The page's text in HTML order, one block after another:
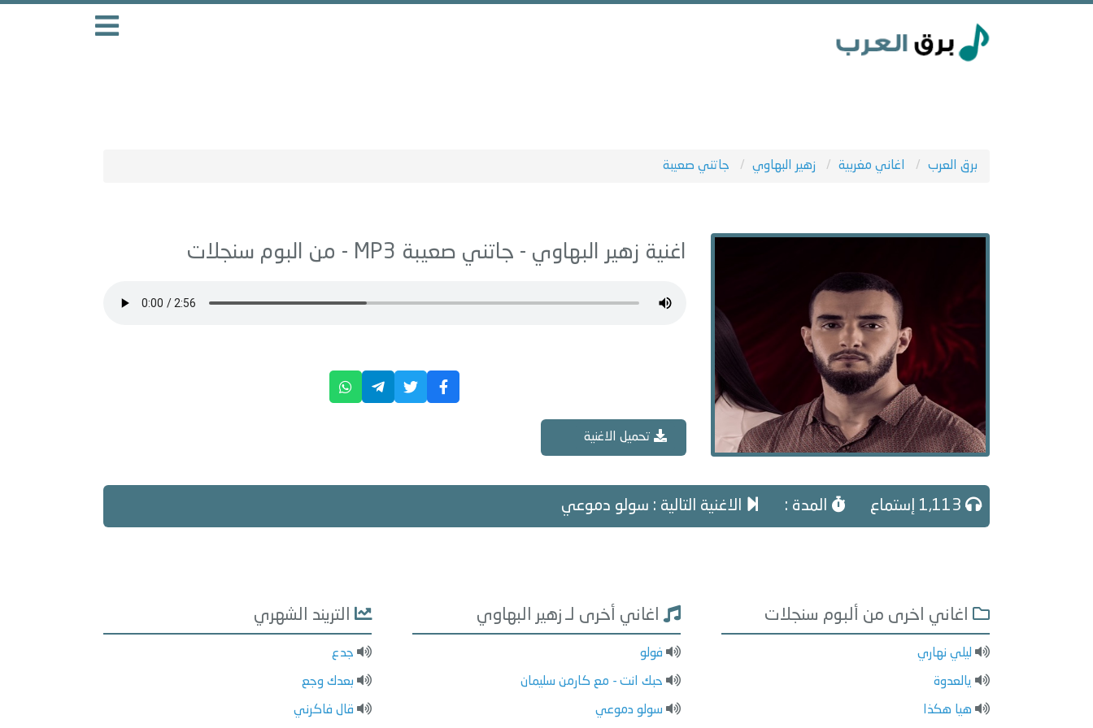
برق العرب اغاني مغربية زهير البهاوي جاتني صعيبة
اغنية زهير البهاوي - جاتني صعيبة سنجلات
تحميل الاغنية
المدة : الاغنية التالية : سولو دموعي
اغاني اخرى من ألبوم سنجلات
ليلي نهاري
يالعدوة
هيا هكذا
اغاني أخرى لـ زهير البهاوي
فولو
حبك انت - مع كارمن سليمان
سولو دموعي
التريند الشهري
جدع
بعدك وجع
قال فاكرني